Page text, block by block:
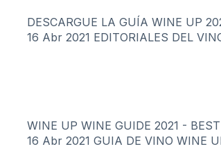
DESCARGUE LA GUÍA WINE UP
16 Abr 2021 EDITORIALES DEL
WINE UP WINE GUIDE 2021 -
16 Abr 2021 GUIA DE VINO WINE